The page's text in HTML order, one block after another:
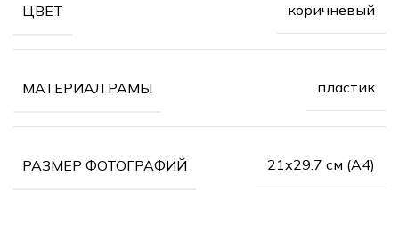
ЦВЕТ коричневый
МАТЕРИАЛ РАМЫ пластик
РАЗМЕР ФОТОГРАФИЙ 21х29.7 см (А4)